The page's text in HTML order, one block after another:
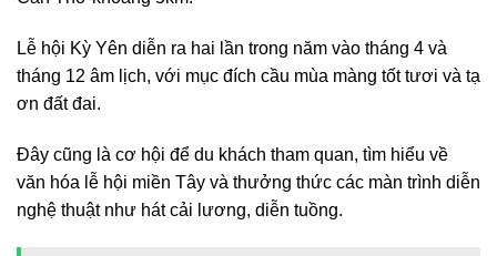
Lễ hội Kỳ Yên diễn ra hai lần trong năm vào tháng 4 và
tháng 12 âm lịch, với mục đích cầu mùa màng tốt tươi và tạ
ơn đất đai.
Đây cũng là cơ hội để du khách tham quan, tìm hiểu về
văn hóa lễ hội miền Tây và thưởng thức các màn trình diễn
nghệ thuật như hát cải lương, diễn tuồng.